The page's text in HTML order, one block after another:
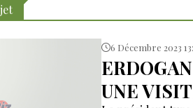
6 Décembre 2023
UNE